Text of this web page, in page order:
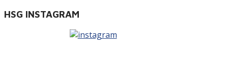
HSG INSTAGRAM